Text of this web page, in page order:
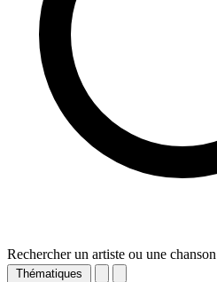
Rechercher un artiste ou une chanson
Thématiques